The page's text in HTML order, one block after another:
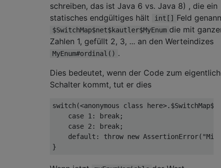
schreiben, das ist Java 6 vs. Java 8) , die ein
statisches endgültiges hält
int[] Feld
$SwitchMap$net$kautler$MyEnum die mit
Zahlen 1, gefüllt 2, 3, ... an den Werteindizes
MyEnum#ordinal() .
Dies bedeutet, wenn der Code zum
Schalter kommt, tut er dies
switch (<anonymous class here>.$SwitchMap$
case 1 : break;
case 2 : break;
default : throw new AssertionError(